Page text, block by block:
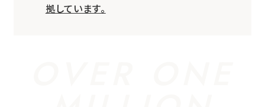
拠しています。